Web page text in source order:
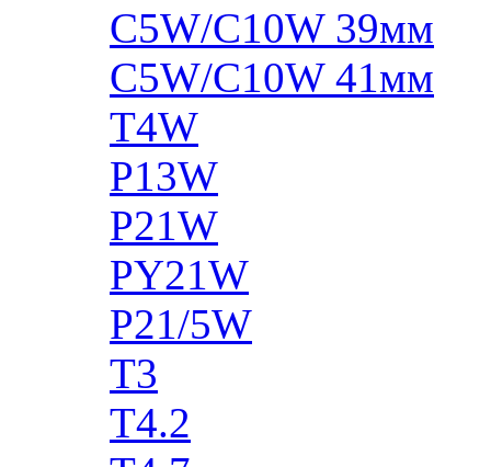
C5W/C10W 39мм
C5W/C10W 41мм
T4W
P13W
P21W
PY21W
P21/5W
T3
T4.2